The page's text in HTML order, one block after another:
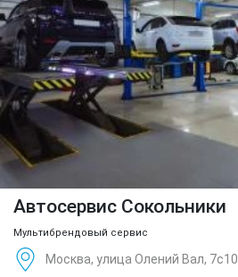
Автосервис Сокольники
Мультибрендовый сервис
Москва, улица Олений Вал, 7с10